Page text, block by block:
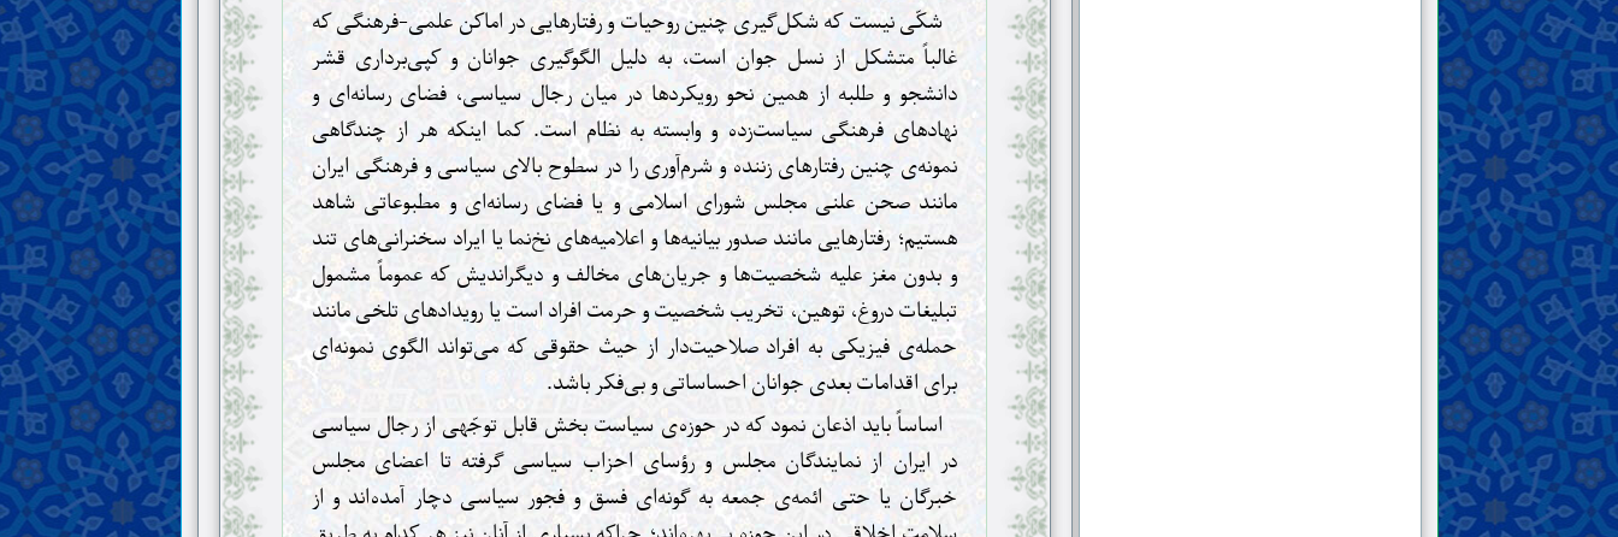
شکّی نیست که شکل‌گیری چنین روحیات و رفتارهایی در اماکن علمی-فرهنگی که
غالباً متشکل از نسل جوان است، به دلیل الگوگیری جوانان و کپی‌برداری قشر
دانشجو و طلبه از همین نحو رویکردها در میان رجال سیاسی، فضای رسانه‌ای و
نهادهای فرهنگی سیاست‌زده و وابسته به نظام است. کما اینکه هر از چندگاهی
نمونه‌ی چنین رفتارهای زننده و شرم‌آوری را در سطوح بالای سیاسی و فرهنگی ایران
مانند صحن علنی مجلس شورای اسلامی و یا فضای رسانه‌ای و مطبوعاتی شاهد
هستیم؛ رفتارهایی مانند صدور بیانیه‌ها و اعلامیه‌های نخ‌نما یا ایراد سخنرانی‌های تند
و بدون مغز علیه شخصیت‌ها و جریان‌های مخالف و دیگراندیش که عموماً مشمول
تبلیغات دروغ، توهین، تخریب شخصیت و حرمت افراد است یا رویدادهای تلخی مانند
حمله‌ی فیزیکی به افراد صلاحیت‌دار از حیث حقوقی که می‌تواند الگوی نمونه‌ای
برای اقدامات بعدی جوانان احساساتی و بی‌فکر باشد.
اساساً باید اذعان نمود که در حوزه‌ی سیاست بخش قابل توجّهی از رجال سیاسی
در ایران از نمایندگان مجلس و رؤسای احزاب سیاسی گرفته تا اعضای مجلس
خبرگان یا حتی ائمه‌ی جمعه به گونه‌ای فسق و فجور سیاسی دچار آمده‌اند و از